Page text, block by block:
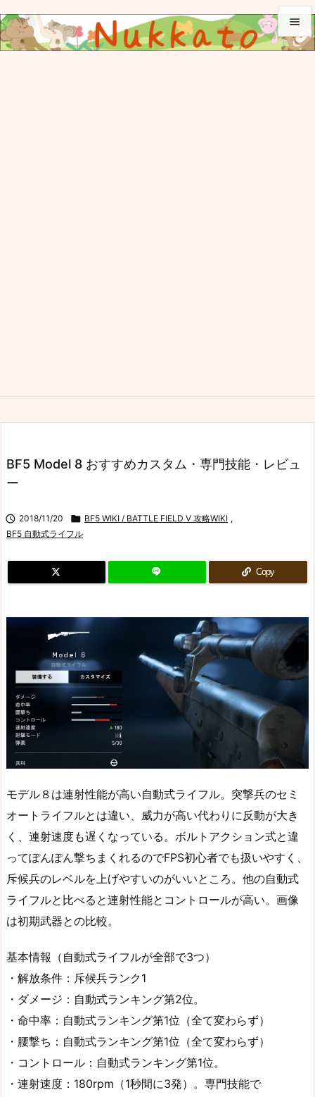


BF5 Model 8 おすすめカスタム・専門技能・レビュ
ー
 2018/11/20  BF5 WIKI / BATTLE FIELD V 攻略WIKI ,
BF5 自動式ライフル
Copy
モデル８は連射性能が高い自動式ライフル。突撃兵のセミ
オートライフルとは違い、威力が高い代わりに反動が大き
く、連射速度も遅くなっている。ボルトアクション式と違
ってぽんぽん撃ちまくれるのでFPS初心者でも扱いやすく、
斥候兵のレベルを上げやすいのがいいところ。他の自動式
ライフルと比べると連射性能とコントロールが高い。画像
は初期武器との比較。
基本情報（自動式ライフルが全部で3つ）
・解放条件：斥候兵ランク1
・ダメージ：自動式ランキング第2位。
・命中率：自動式ランキング第1位（全て変わらず）
・腰撃ち：自動式ランキング第1位（全て変わらず）
・コントロール：自動式ランキング第1位。
・連射速度：180rpm（1秒間に3発）。専門技能で